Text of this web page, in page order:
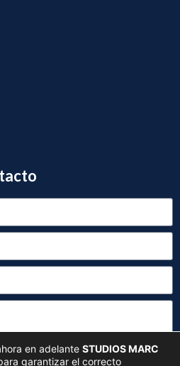
en adelante STUDIOS MARC
garantizar el correcto